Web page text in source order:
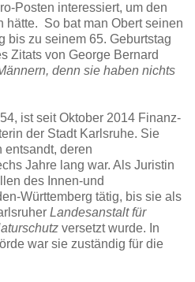
Posten interessiert, um den
hätte. So bat man Obert seinen
bis zu seinem 65. Geburtstag
Zitats von George Bernard
denn sie haben nichts
54, ist seit Oktober 2014 Finanz-
der Stadt Karlsruhe. Sie
entsandt, deren
Jahre lang war. Als Juristin
des Innen-und
Württemberg tätig, bis sie als
Landesanstalt für
versetzt wurde. In
war sie zuständig für die